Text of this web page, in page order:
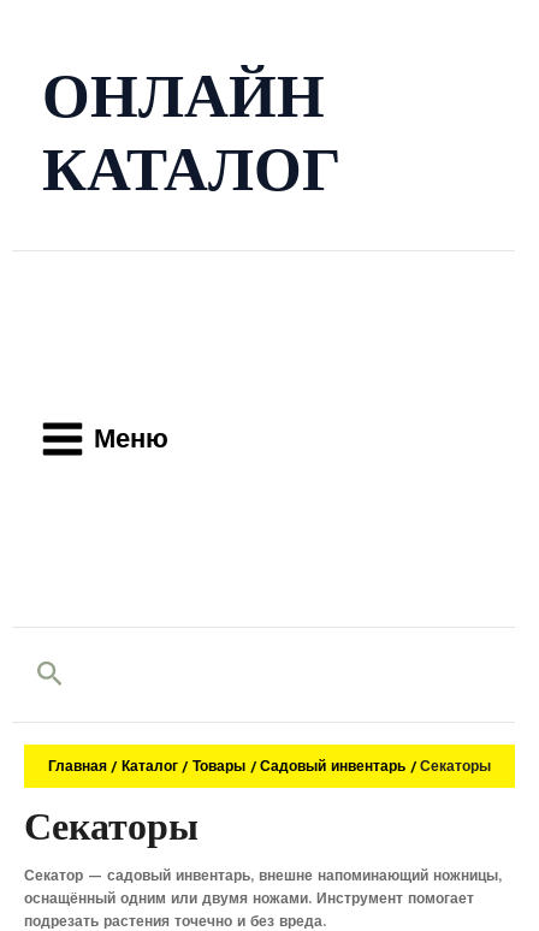
ОНЛАЙН
КАТАЛОГ
Меню
Поиск
Главная Каталог Товары Садовый инвентарь Секаторы
Секаторы
Секатор — садовый инвентарь, внешне напоминающий ножницы,
оснащённый одним или двумя ножами. Инструмент помогает
подрезать растения точечно и без вреда.